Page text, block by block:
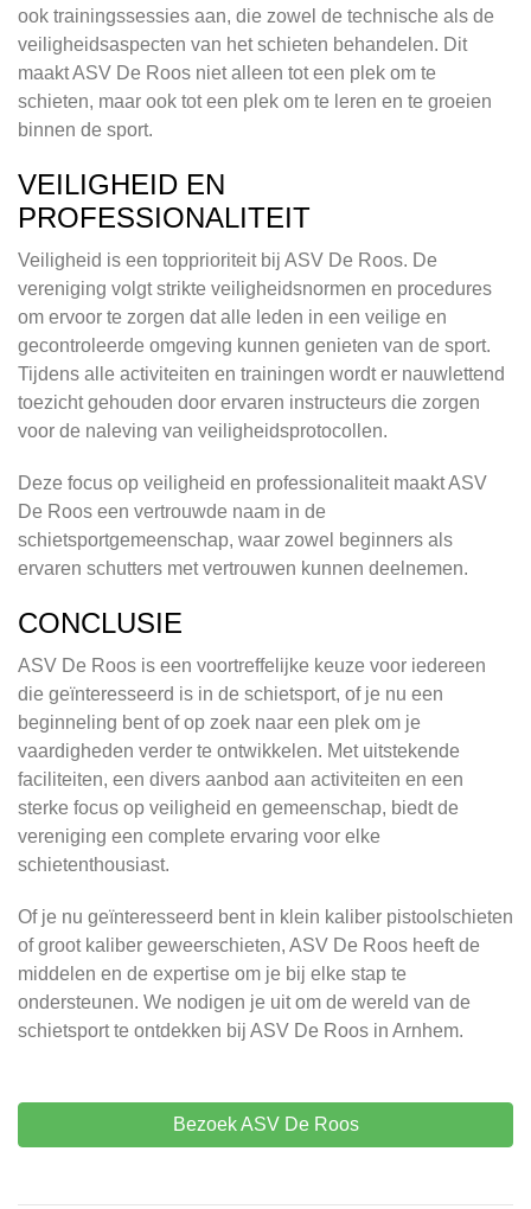
ook trainingssessies aan, die zowel de technische als de
veiligheidsaspecten van het schieten behandelen. Dit
maakt ASV De Roos niet alleen tot een plek om te
schieten, maar ook tot een plek om te leren en te groeien
binnen de sport.
VEILIGHEID EN
PROFESSIONALITEIT
Veiligheid is een topprioriteit bij ASV De Roos. De
vereniging volgt strikte veiligheidsnormen en procedures
om ervoor te zorgen dat alle leden in een veilige en
gecontroleerde omgeving kunnen genieten van de sport.
Tijdens alle activiteiten en trainingen wordt er nauwlettend
toezicht gehouden door ervaren instructeurs die zorgen
voor de naleving van veiligheidsprotocollen.
Deze focus op veiligheid en professionaliteit maakt ASV
De Roos een vertrouwde naam in de
schietsportgemeenschap, waar zowel beginners als
ervaren schutters met vertrouwen kunnen deelnemen.
CONCLUSIE
ASV De Roos is een voortreffelijke keuze voor iedereen
die geïnteresseerd is in de schietsport, of je nu een
beginneling bent of op zoek naar een plek om je
vaardigheden verder te ontwikkelen. Met uitstekende
faciliteiten, een divers aanbod aan activiteiten en een
sterke focus op veiligheid en gemeenschap, biedt de
vereniging een complete ervaring voor elke
schietenthousiast.
Of je nu geïnteresseerd bent in klein kaliber pistoolschieten
of groot kaliber geweerschieten, ASV De Roos heeft de
middelen en de expertise om je bij elke stap te
ondersteunen. We nodigen je uit om de wereld van de
schietsport te ontdekken bij ASV De Roos in Arnhem.
Bezoek ASV De Roos